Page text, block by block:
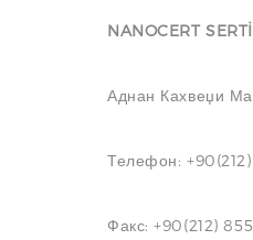
NANOCERT
Аднан Кахвеџи
Телефон:
Факс: +90(212)